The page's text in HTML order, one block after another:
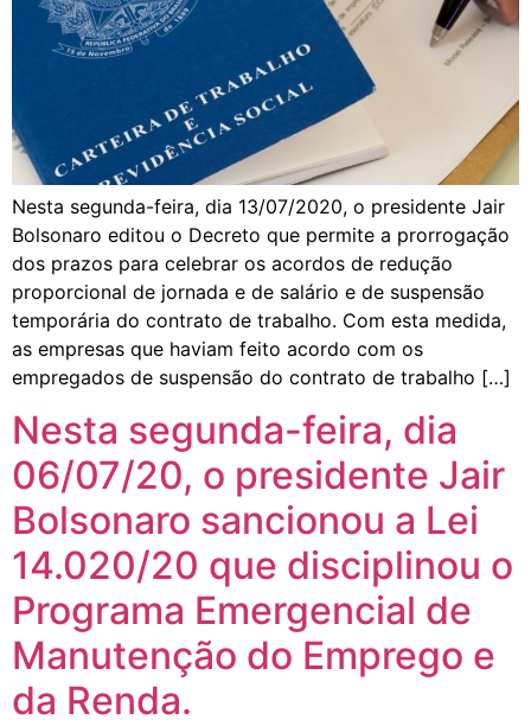
Nesta segunda-feira, dia 13/07/2020, o presidente Jair
Bolsonaro editou o Decreto que permite a prorrogação
dos prazos para celebrar os acordos de redução
proporcional de jornada e de salário e de suspensão
temporária do contrato de trabalho. Com esta medida,
as empresas que haviam feito acordo com os
empregados de suspensão do contrato de trabalho […]
Nesta segunda-feira, dia
06/07/20, o presidente Jair
Bolsonaro sancionou a Lei
14.020/20 que disciplinou o
Programa Emergencial de
Manutenção do Emprego e
da Renda.